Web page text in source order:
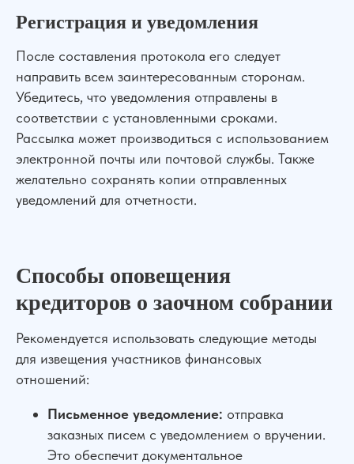
Регистрация и уведомления
После составления протокола его следует
направить всем заинтересованным сторонам.
Убедитесь, что уведомления отправлены в
соответствии с установленными сроками.
Рассылка может производиться с использованием
электронной почты или почтовой службы. Также
желательно сохранять копии отправленных
уведомлений для отчетности.
Способы оповещения
кредиторов о заочном собрании
Рекомендуется использовать следующие методы
для извещения участников финансовых
отношений:
Письменное уведомление: отправка
заказных писем с уведомлением о вручении.
Это обеспечит документальное
УСЛУГИ
России
Банкротство
АвтоЮрист
Для Бизнеса
Экспертизы